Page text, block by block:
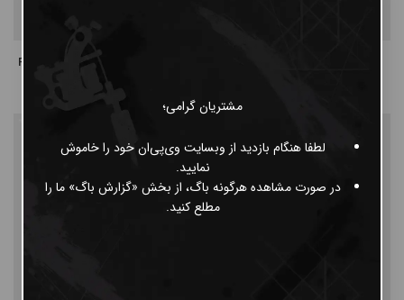
مشتریان گرامی؛
لطفا هنگام بازدید از وبسایت وی‌پی‌ان خود را خاموش
نمایید.
در صورت مشاهده هرگونه باگ، از بخش «گزارش باگ» ما را
مطلع کنید.
130,000